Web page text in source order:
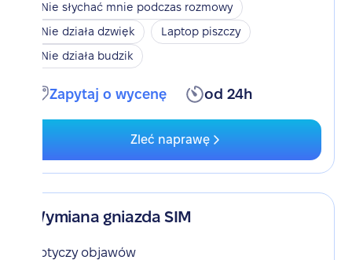
Nie słychać mnie podczas rozmowy
Nie działa dzwięk
Laptop piszczy
Nie działa budzik
Zapytaj o wycenę od 24h
Zleć naprawę
Wymiana gniazda SIM
Dotyczy objawów